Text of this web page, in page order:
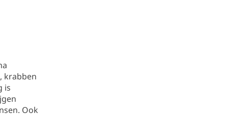
krabben
is
Ook